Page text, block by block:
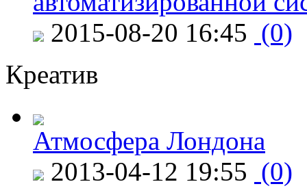
2015-08-20 16:45 (0)
Креатив
Атмосфера Лондона
2013-04-12 19:55 (0)